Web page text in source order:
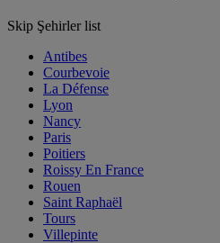
Skip Şehirler list
Antibes
Courbevoie
La Défense
Lyon
Nancy
Paris
Poitiers
Roissy En France
Rouen
Saint Raphaël
Tours
Villepinte